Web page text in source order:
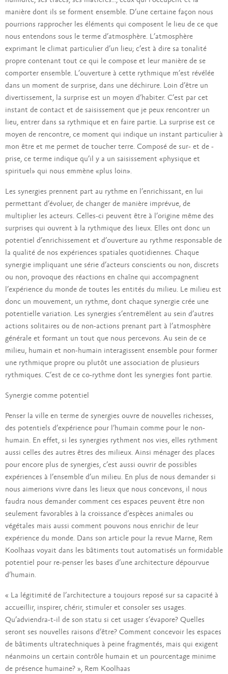
manière dont ils se forment ensemble. D’une certaine façon nous
pourrions rapprocher les éléments qui composent le lieu de ce que
nous entendons sous le terme d’atmosphère. L’atmosphère
exprimant le climat particulier d’un lieu; c’est à dire sa tonalité
propre contenant tout ce qui le compose et leur manière de se
comporter ensemble. L’ouverture à cette rythmique m’est révélée
dans un moment de surprise, dans une déchirure. Loin d’être un
divertissement, la surprise est un moyen d’habiter. C’est par cet
instant de contact et de saisissement que je peux rencontrer un
lieu, entrer dans sa rythmique et en faire partie. La surprise est ce
moyen de rencontre, ce moment qui indique un instant particulier à
mon être et me permet de toucher terre. Composé de sur- et de -
prise, ce terme indique qu’il y a un saisissement «physique et
spirituel» qui nous emmène «plus loin».
Les synergies prennent part au rythme en l’enrichissant, en lui
permettant d’évoluer, de changer de manière imprévue, de
multiplier les acteurs. Celles-ci peuvent être à l’origine même des
surprises qui ouvrent à la rythmique des lieux. Elles ont donc un
potentiel d’enrichissement et d’ouverture au rythme responsable de
la qualité de nos expériences spatiales quotidiennes. Chaque
synergie impliquant une série d’acteurs conscients ou non, discrets
ou non, provoque des réactions en chaîne qui accompagnent
l’expérience du monde de toutes les entités du milieu. Le milieu est
donc un mouvement, un rythme, dont chaque synergie crée une
potentielle variation. Les synergies s’entremêlent au sein d’autres
actions solitaires ou de non-actions prenant part à l’atmosphère
générale et formant un tout que nous percevons. Au sein de ce
milieu, humain et non-humain interagissent ensemble pour former
une rythmique propre ou plutôt une association de plusieurs
rythmiques. C’est de ce co-rythme dont les synergies font partie.
Synergie comme potentiel
Penser la ville en terme de synergies ouvre de nouvelles richesses,
des potentiels d’expérience pour l’humain comme pour le non-
humain. En effet, si les synergies rythment nos vies, elles rythment
aussi celles des autres êtres des milieux. Ainsi ménager des places
pour encore plus de synergies, c’est aussi ouvrir de possibles
expériences à l’ensemble d’un milieu. En plus de nous demander si
nous aimerions vivre dans les lieux que nous concevons, il nous
faudra nous demander comment ces espaces peuvent être non
seulement favorables à la croissance d’espèces animales ou
végétales mais aussi comment pouvons nous enrichir de leur
expérience du monde. Dans son article pour la revue Marne, Rem
Koolhaas voyait dans les bâtiments tout automatisés un formidable
potentiel pour re-penser les bases d’une architecture dépourvue
d’humain.
« La légitimité de l’architecture a toujours reposé sur sa capacité à
accueillir, inspirer, chérir, stimuler et consoler ses usages.
Qu’adviendra-t-il de son statu si cet usager s’évapore? Quelles
seront ses nouvelles raisons d’être? Comment concevoir les espaces
de bâtiments ultratechniques à peine fragmentés, mais qui exigent
néanmoins un certain contrôle humain et un pourcentage minime
de présence humaine? », Rem Koolhaas